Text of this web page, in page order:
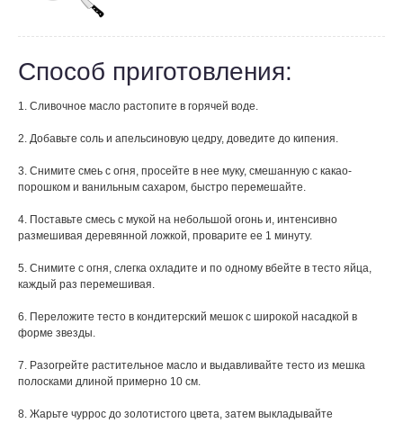
Способ приготовления:
1. Сливочное масло растопите в горячей воде.
2. Добавьте соль и апельсиновую цедру, доведите до кипения.
3. Снимите смеь с огня, просейте в нее муку, смешанную с какао-
порошком и ванильным сахаром, быстро перемешайте.
4. Поставьте смесь с мукой на небольшой огонь и, интенсивно
размешивая деревянной ложкой, проварите ее 1 минуту.
5. Снимите с огня, слегка охладите и по одному вбейте в тесто яйца,
каждый раз перемешивая.
6. Переложите тесто в кондитерский мешок с широкой насадкой в
форме звезды.
7. Разогрейте растительное масло и выдавливайте тесто из мешка
полосками длиной примерно 10 см.
8. Жарьте чуррос до золотистого цвета, затем выкладывайте